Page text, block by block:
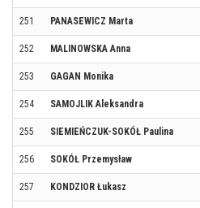
251 PANASEWICZ Marta
252 MALINOWSKA Anna
253 GAGAN Monika
254 SAMOJLIK Aleksandra
255 SIEMIEŃCZUK-SOKÓŁ Paulina
256 SOKÓŁ Przemysław
257 KONDZIOR Łukasz